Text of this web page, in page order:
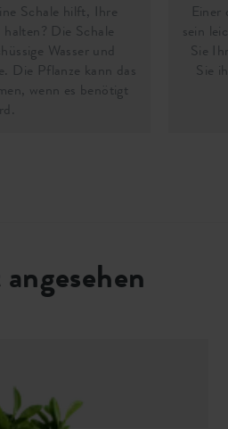
Schale hilft, Ihre
Die Schale
Wasser und
Die Pflanze kann das
wenn es benötigt
sein
Sie
Sie